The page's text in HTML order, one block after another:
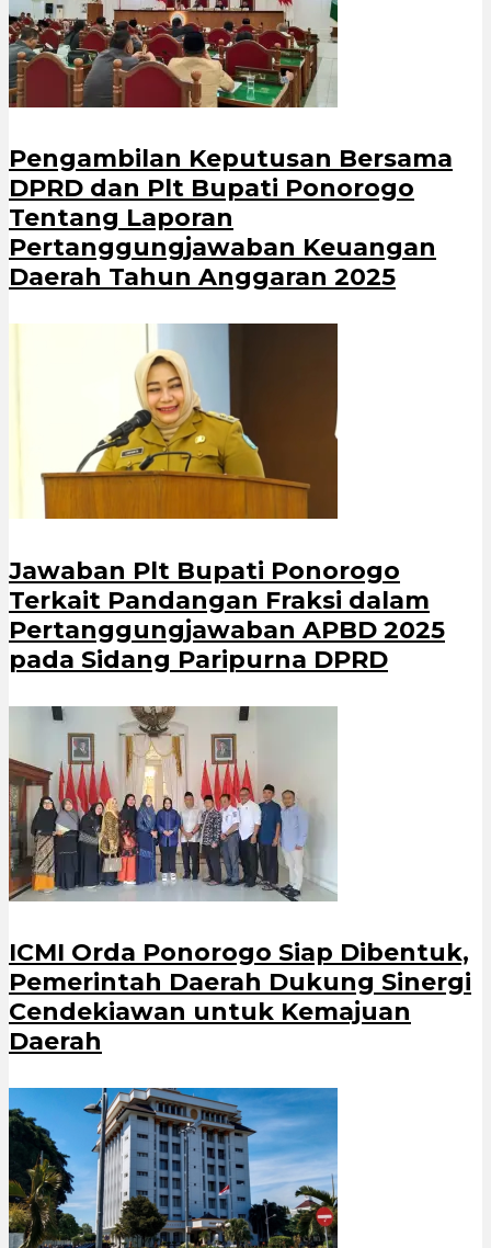
Pengambilan Keputusan Bersama
DPRD dan Plt Bupati Ponorogo
Tentang Laporan
Pertanggungjawaban Keuangan
Daerah Tahun Anggaran 2025
Jawaban Plt Bupati Ponorogo
Terkait Pandangan Fraksi dalam
Pertanggungjawaban APBD 2025
pada Sidang Paripurna DPRD
ICMI Orda Ponorogo Siap Dibentuk,
Pemerintah Daerah Dukung Sinergi
Cendekiawan untuk Kemajuan
Daerah